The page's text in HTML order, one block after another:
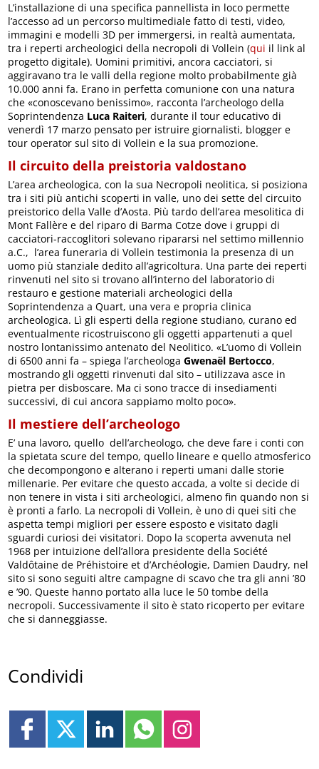
L’installazione di una specifica pannellista in loco permette
l’accesso ad un percorso multimediale fatto di testi, video,
immagini e modelli 3D per immergersi, in realtà aumentata,
tra i reperti archeologici della necropoli di Vollein (qui il link al
progetto digitale). Uomini primitivi, ancora cacciatori, si
aggiravano tra le valli della regione molto probabilmente già
10.000 anni fa. Erano in perfetta comunione con una natura
che «conoscevano benissimo», racconta l’archeologo della
Soprintendenza Luca Raiteri, durante il tour educativo di
venerdì 17 marzo pensato per istruire giornalisti, blogger e
tour operator sul sito di Vollein e la sua promozione.
Il circuito della preistoria valdostano
L’area archeologica, con la sua Necropoli neolitica, si posiziona
tra i siti più antichi scoperti in valle, uno dei sette del circuito
preistorico della Valle d’Aosta. Più tardo dell’area mesolitica di
Mont Fallère e del riparo di Barma Cotze dove i gruppi di
cacciatori-raccoglitori solevano ripararsi nel settimo millennio
a.C., l’area funeraria di Vollein testimonia la presenza di un
uomo più stanziale dedito all’agricoltura. Una parte dei reperti
rinvenuti nel sito si trovano all’interno del laboratorio di
restauro e gestione materiali archeologici della
Soprintendenza a Quart, una vera e propria clinica
archeologica. Lì gli esperti della regione studiano, curano ed
eventualmente ricostruiscono gli oggetti appartenuti a quel
nostro lontanissimo antenato del Neolitico. «L’uomo di Vollein
di 6500 anni fa – spiega l’archeologa Gwenaël Bertocco,
mostrando gli oggetti rinvenuti dal sito – utilizzava asce in
pietra per disboscare. Ma ci sono tracce di insediamenti
successivi, di cui ancora sappiamo molto poco».
Il mestiere dell’archeologo
E’ una lavoro, quello dell’archeologo, che deve fare i conti con
la spietata scure del tempo, quello lineare e quello atmosferico
che decompongono e alterano i reperti umani dalle storie
millenarie. Per evitare che questo accada, a volte si decide di
non tenere in vista i siti archeologici, almeno fin quando non si
è pronti a farlo. La necropoli di Vollein, è uno di quei siti che
aspetta tempi migliori per essere esposto e visitato dagli
sguardi curiosi dei visitatori. Dopo la scoperta avvenuta nel
1968 per intuizione dell’allora presidente della Société
Valdôtaine de Préhistoire et d’Archéologie, Damien Daudry, nel
sito si sono seguiti altre campagne di scavo che tra gli anni ’80
e ’90. Queste hanno portato alla luce le 50 tombe della
necropoli. Successivamente il sito è stato ricoperto per evitare
che si danneggiasse.
Condividi